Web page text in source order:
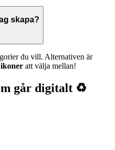
skapa?
du vill. Alternativen är
att välja mellan!
går digitalt ♻️